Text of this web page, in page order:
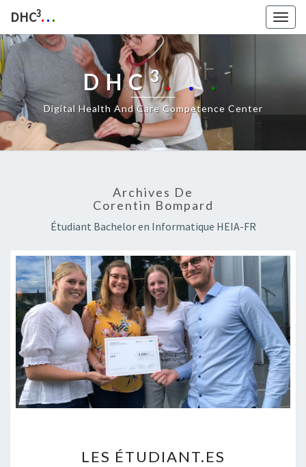
DHC3. . .
DHC3...
Digital Health And Care Competence Center
Archives De
Corentin Bompard
Étudiant Bachelor en Informatique HEIA-FR
E
LES ÉTUDIANT.ES